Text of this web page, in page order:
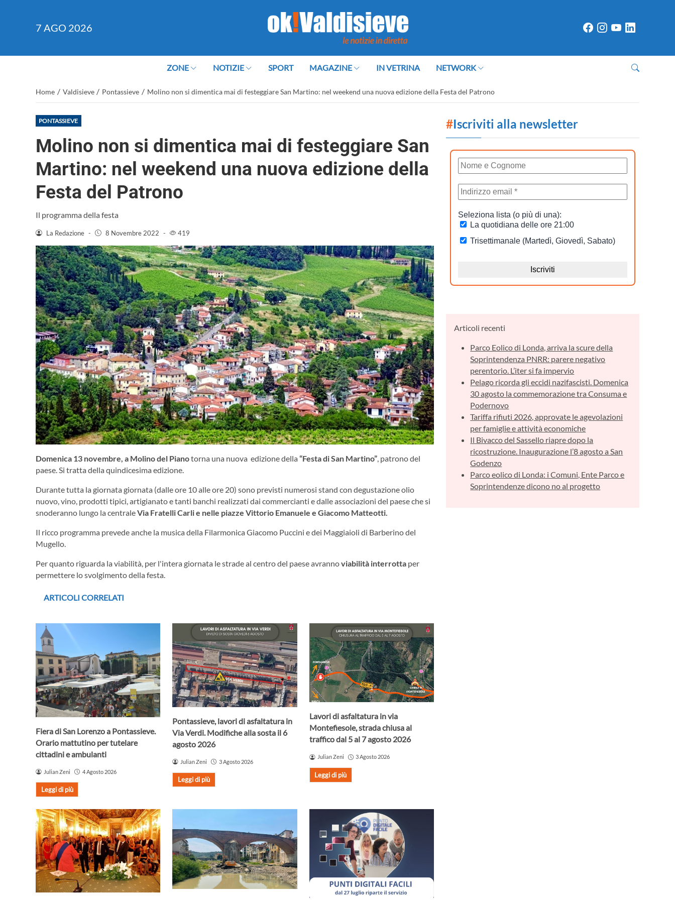
7 AGO 2026
ZONE NOTIZIE SPORT MAGAZINE IN VETRINA NETWORK
Home / Valdisieve / Pontassieve / Molino non si dimentica mai di festeggiare San Martino: nel weekend una nuova edizione della Festa del Patrono
PONTASSIEVE
Molino non si dimentica mai di festeggiare San
Martino: nel weekend una nuova edizione della
Festa del Patrono
Il programma della festa
La Redazione - 8 Novembre 2022 - 419
Domenica 13 novembre, a Molino del Pianotorna una nuova edizione della “Festa di San Martino”, patrono del
paese. Si tratta della quindicesima edizione.
Durante tutta la giornata giornata (dalle ore 10 alle ore 20) sono previsti numerosi stand con degustazione olio
nuovo, vino, prodotti tipici, artigianato e tanti banchi realizzati dai commercianti e dalle associazioni del paese che si
snoderanno lungo la centraleVia Fratelli Carli e nelle piazze Vittorio Emanuele e Giacomo Matteotti.
Il ricco programma prevede anche la musica della Filarmonica Giacomo Puccini e dei Maggiaioli di Barberino del
Mugello.
Per quanto riguarda la viabilità, per l'intera giornata le strade al centro del paese avrannoviabilità interrotta per
permettere lo svolgimento della festa.
ARTICOLI CORRELATI
Fiera di San Lorenzo a Pontassieve.
Orario mattutino per tutelare
cittadini e ambulanti
Julian Zeni 4 Agosto 2026
Leggi di più
Pontassieve, lavori di asfaltatura in
Via Verdi. Modifiche alla sosta il 6
agosto 2026
Julian Zeni 3 Agosto 2026
Leggi di più
Lavori di asfaltatura in via
Montefiesole, strada chiusa al
traffico dal 5 al 7 agosto 2026
Julian Zeni 3 Agosto 2026
Leggi di più
#Iscriviti alla newsletter
Articoli recenti
Parco Eolico di Londa, arriva la scure della
Soprintendenza PNRR: parere negativo
perentorio. L’iter si fa impervio
Pelago ricorda gli eccidi nazifascisti. Domenica
30 agosto la commemorazione tra Consuma e
Podernovo
Tariffa rifiuti 2026, approvate le agevolazioni
per famiglie e attività economiche
Il Bivacco del Sassello riapre dopo la
ricostruzione. Inaugurazione l’8 agosto a San
Godenzo
Parco eolico di Londa: i Comuni, Ente Parco e
Soprintendenze dicono no al progetto